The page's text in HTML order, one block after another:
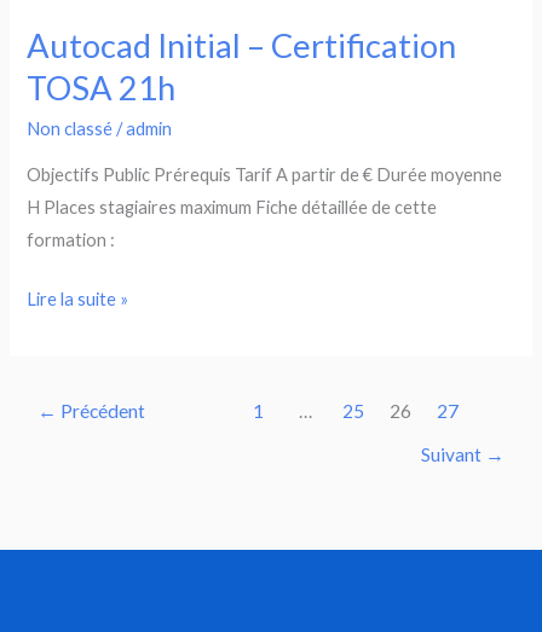
Autocad Initial – Certification
TOSA 21h
Non classé/admin
Objectifs Public Prérequis Tarif A partir de € Durée moyenne
H Places stagiaires maximum Fiche détaillée de cette
formation :
Autocad
Lire la suite »
← Précédent 1 … 25 26 27
Suivant →